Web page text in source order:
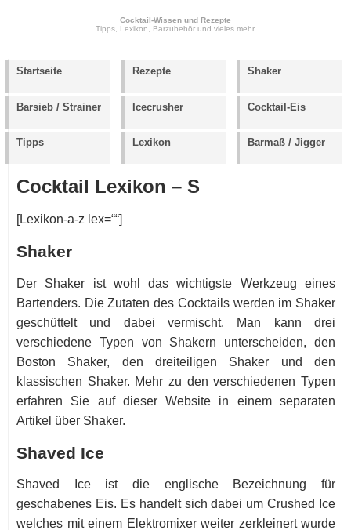
Cocktail-Wissen und Rezepte
Tipps, Lexikon, Barzubehör und vieles mehr.
Startseite Rezepte Shaker
Barsieb / Strainer Icecrusher Cocktail-Eis
Tipps Lexikon Barmaß / Jigger
Cocktail Lexikon – S
[Lexikon-a-z lex=““]
Shaker
Der Shaker ist wohl das wichtigste Werkzeug eines
Bartenders. Die Zutaten des Cocktails werden im Shaker
geschüttelt und dabei vermischt. Man kann drei
verschiedene Typen von Shakern unterscheiden, den
Boston Shaker, den dreiteiligen Shaker und den
klassischen Shaker. Mehr zu den verschiedenen Typen
erfahren Sie auf dieser Website in einem separaten
Artikel über Shaker.
Shaved Ice
Shaved Ice ist die englische Bezeichnung für
geschabenes Eis. Es handelt sich dabei um Crushed Ice
welches mit einem Elektromixer weiter zerkleinert wurde